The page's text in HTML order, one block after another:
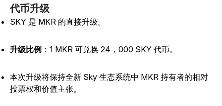
代币升级
SKY 是 MKR 的直接升级。
升级比例 ：1 MKR 可兑换 24，000 SKY 代币。
本次升级将保持全新 Sky 生态系统中 MKR 持有者的相对
投票权和价值主张。